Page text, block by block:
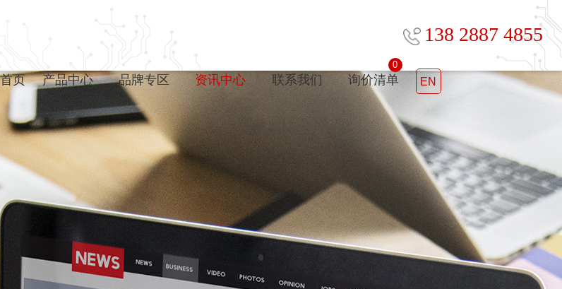
138 2887 4855
首页 产品中心 品牌专区 资讯中心 联系我们
0
询价清单 EN